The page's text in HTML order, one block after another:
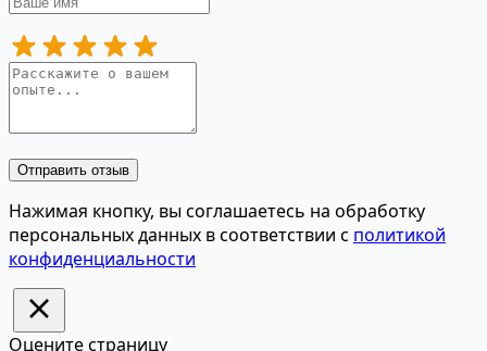
Отправить отзыв
Нажимая кнопку, вы соглашаетесь на обработку
персональных данных в соответствии с политикой
конфиденциальности
Оцените страницу